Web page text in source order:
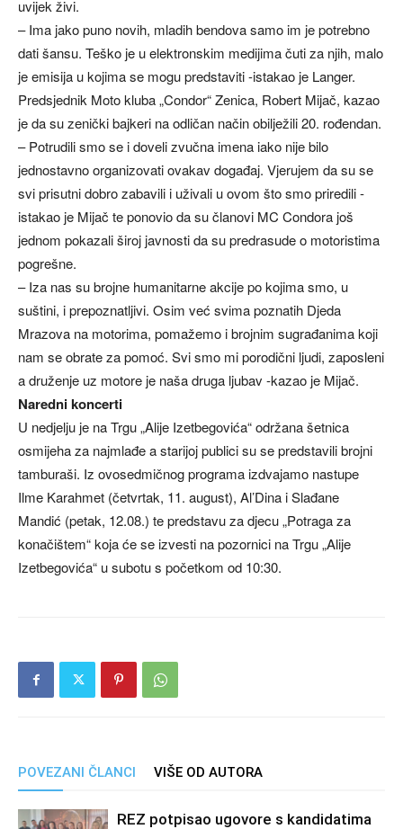
uvijek živi.
– Ima jako puno novih, mladih bendova samo im je potrebno
dati šansu. Teško je u elektronskim medijima čuti za njih, malo
je emisija u kojima se mogu predstaviti -istakao je Langer.
Predsjednik Moto kluba „Condor“ Zenica, Robert Mijač, kazao
je da su zenički bajkeri na odličan način obilježili 20. rođendan.
– Potrudili smo se i doveli zvučna imena iako nije bilo
jednostavno organizovati ovakav događaj. Vjerujem da su se
svi prisutni dobro zabavili i uživali u ovom što smo priredili -
istakao je Mijač te ponovio da su članovi MC Condora još
jednom pokazali široj javnosti da su predrasude o motoristima
pogrešne.
– Iza nas su brojne humanitarne akcije po kojima smo, u
suštini, i prepoznatljivi. Osim već svima poznatih Djeda
Mrazova na motorima, pomažemo i brojnim sugrađanima koji
nam se obrate za pomoć. Svi smo mi porodični ljudi, zaposleni
a druženje uz motore je naša druga ljubav -kazao je Mijač.
Naredni koncerti
U nedjelju je na Trgu „Alije Izetbegovića“ održana šetnica
osmijeha za najmlađe a starijoj publici su se predstavili brojni
tamburaši. Iz ovosedmičnog programa izdvajamo nastupe
Ilme Karahmet (četvrtak, 11. august), Al’Dina i Slađane
Mandić (petak, 12.08.) te predstavu za djecu „Potraga za
konačištem“ koja će se izvesti na pozornici na Trgu „Alije
Izetbegovića“ u subotu s početkom od 10:30.
POVEZANI ČLANCI VIŠE OD AUTORA
REZ potpisao ugovore s kandidatima